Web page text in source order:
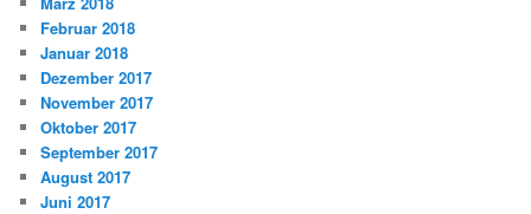
Februar 2018
Januar 2018
Dezember 2017
November 2017
Oktober 2017
September 2017
August 2017
Juni 2017